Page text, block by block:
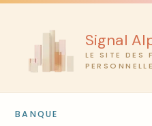
Aller
Signal
LE SITE DES
BANQUE